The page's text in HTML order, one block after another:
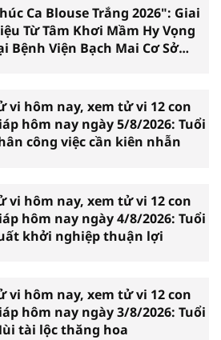
Ca Blouse Trắng 2026": Giai
Từ Tâm Khơi Mầm Hy Vọng
Bệnh Viện Bạch Mai Cơ Sở
vi hôm nay, xem tử vi 12 con
hôm nay ngày 5/8/2026: Tuổi
công việc cần kiên nhẫn
vi hôm nay, xem tử vi 12 con
hôm nay ngày 4/8/2026: Tuổi
khởi nghiệp thuận lợi
vi hôm nay, xem tử vi 12 con
hôm nay ngày 3/8/2026: Tuổi
tài lộc thăng hoa